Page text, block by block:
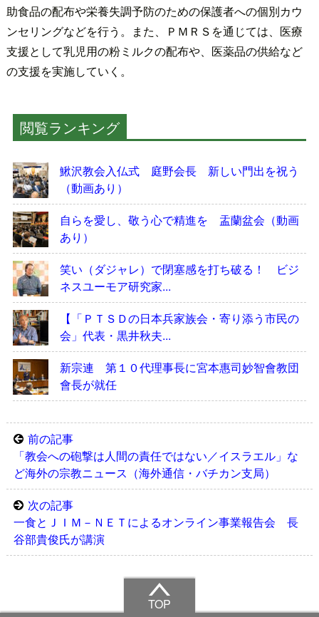
助食品の配布や栄養失調予防のための保護者への個別カウ
ンセリングなどを行う。また、ＰＭＲＳを通じては、医療
支援として乳児用の粉ミルクの配布や、医薬品の供給など
の支援を実施していく。
閲覧ランキング
鰍沢教会入仏式 庭野会長 新しい門出を祝う
（動画あり）
自らを愛し、敬う心で精進を 盂蘭盆会（動画
あり）
笑い（ダジャレ）で閉塞感を打ち破る！ ビジ
ネスユーモア研究家...
【「ＰＴＳＤの日本兵家族会・寄り添う市民の
会」代表・黒井秋夫...
新宗連 第１０代理事長に宮本惠司妙智會教団
會長が就任
前の記事
「教会への砲撃は人間の責任ではない／イスラエル」な
ど海外の宗教ニュース（海外通信・バチカン支局）
次の記事
一食とＪＩＭ－ＮＥＴによるオンライン事業報告会 長
谷部貴俊氏が講演
TOP